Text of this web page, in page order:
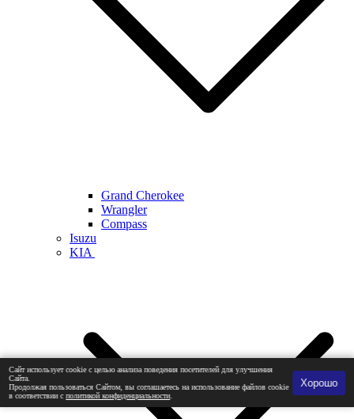
Grand Cherokee
Wrangler
Compass
Isuzu
KIA
Сайт использует cookie с целью анализа поведения посетителей для улучшения
Сайта.
Продолжая пользоваться Сайтом, вы соглашаетесь на использование файлов cookie
в соответствии сполитикой конфиденциальности.
Хорошо